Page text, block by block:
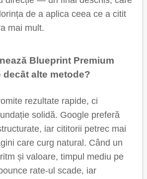
de a aplica ceea ce a citit
mai mult.
Blueprint Premium
decât alte metode?
rezultate rapide, ci
solidă. Google preferă
iar cititorii petrec mai
care curg natural. Când un
și valoare, timpul mediu pe
rate-ul scade, iar